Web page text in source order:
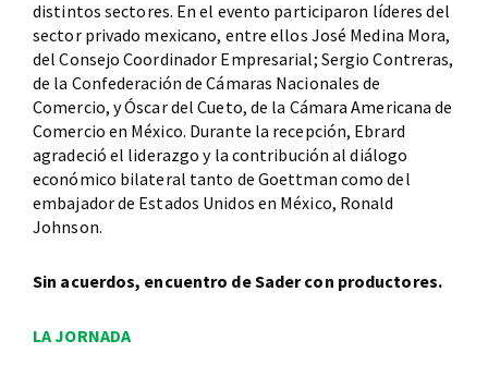
distintos sectores. En el evento participaron líderes del
sector privado mexicano, entre ellos José Medina Mora,
del Consejo Coordinador Empresarial; Sergio Contreras,
de la Confederación de Cámaras Nacionales de
Comercio, y Óscar del Cueto, de la Cámara Americana de
Comercio en México. Durante la recepción, Ebrard
agradeció el liderazgo y la contribución al diálogo
económico bilateral tanto de Goettman como del
embajador de Estados Unidos en México, Ronald
Johnson.
Sin acuerdos, encuentro de Sader con productores.
LA JORNADA